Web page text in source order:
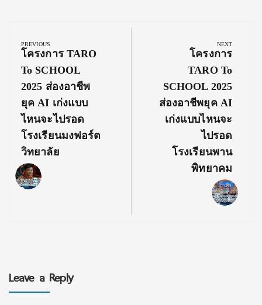
navigation
PREVIOUS
Previous
Post:
โครงการ TARO
To SCHOOL
2025 ส่องอาชีพ
ยุค AI เก่งแบบ
ไหนจะไปรอด
โรงเรียนมงฟอร์ต
วิทยาลัย
NEXT
Next
Post:
โครงการ
TARO To
SCHOOL 2025
ส่องอาชีพยุค AI
เก่งแบบไหนจะ
ไปรอด
โรงเรียนพาน
พิทยาคม
Leave a Reply